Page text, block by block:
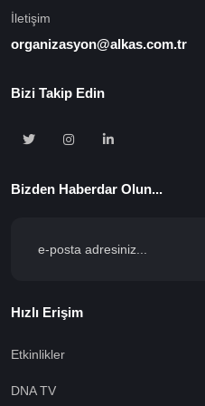
İletişim
organizasyon@alkas.com.tr
Bizi Takip Edin
Bizden Haberdar Olun...
Hızlı Erişim
Etkinlikler
DNA TV